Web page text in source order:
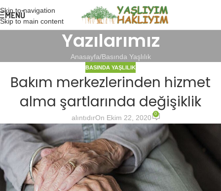
Skip to navigation
Skip to main content
MENÜ
Yazılarımız
Anasayfa Basında Yaşlılık
BASINDA YAŞLILIK
Bakım merkezlerinden hizmet
alma şartlarında değişiklik
alıntıdırOn Ekim 22, 2020 0